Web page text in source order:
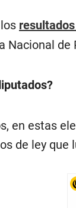
Nacional de
en estas
de ley